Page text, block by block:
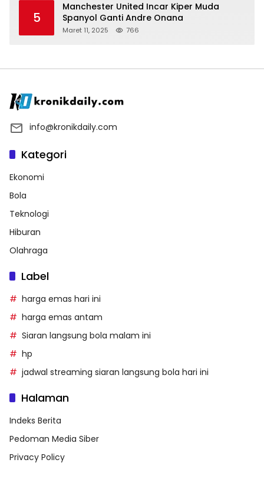
5
Manchester United Incar Kiper Muda
Spanyol Ganti Andre Onana
Maret 11, 2025 766
info@kronikdaily.com
Kategori
Ekonomi
Bola
Teknologi
Hiburan
Olahraga
Label
harga emas hari ini
harga emas antam
Siaran langsung bola malam ini
hp
jadwal streaming siaran langsung bola hari ini
Halaman
Indeks Berita
Pedoman Media Siber
Privacy Policy